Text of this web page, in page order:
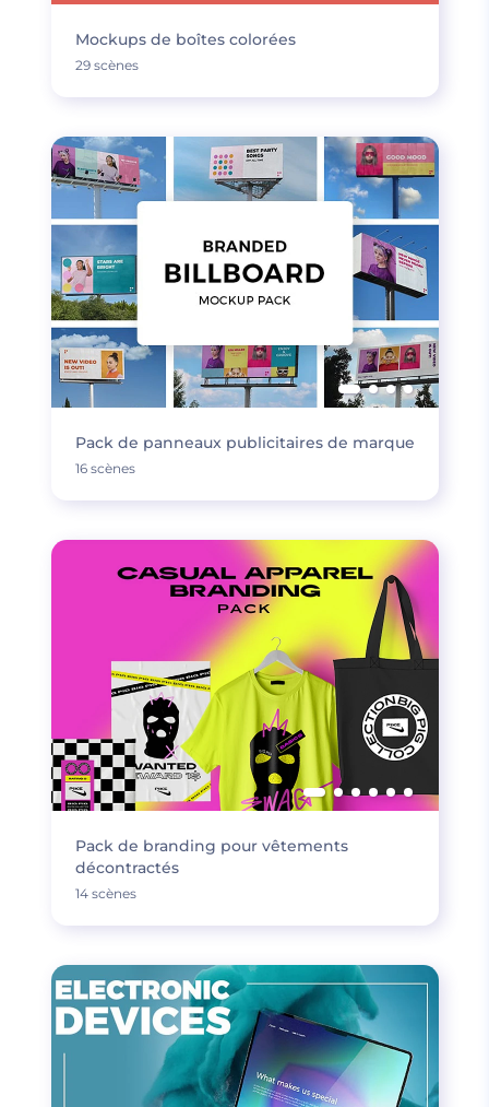
Mockups de boîtes colorées
29 scènes
Pack de panneaux publicitaires de marque
16 scènes
Pack de branding pour vêtements
décontractés
14 scènes